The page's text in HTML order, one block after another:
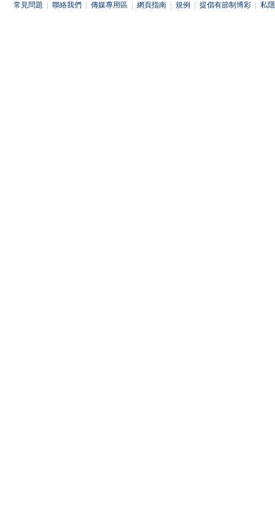
常見問題 聯絡我們 傳媒專用區 網頁指南 規例 提倡有節制博彩 私